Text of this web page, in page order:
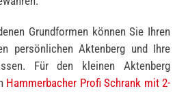
Grundformen können Sie Ihren
persönlichen Aktenberg und Ihre
Für den kleinen Aktenberg
Hammerbacher Profi Schrank mit 2-